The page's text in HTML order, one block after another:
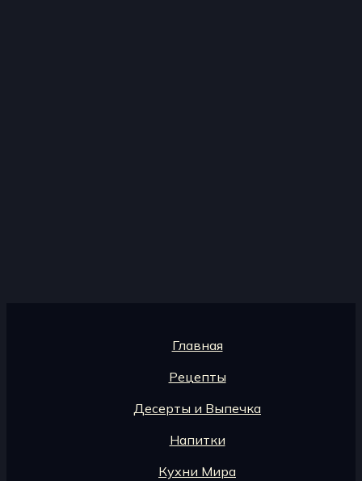
Главная
Рецепты
Десерты и Выпечка
Напитки
Кухни Мира